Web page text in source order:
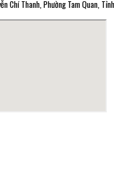
Chí Thanh, Phường Tam Quan,